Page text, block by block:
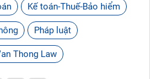
Kế toán-Thuế-Bảo hiểm
Pháp luật
Thong Law